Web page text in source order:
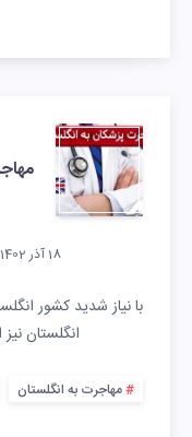
18 آذر 1402
با نیاز شدید کشور
انگلستان
مهاجرت به انگلستان